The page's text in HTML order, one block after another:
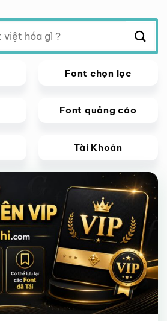
Font chọn lọc
Font quảng cáo
Tài Khoản